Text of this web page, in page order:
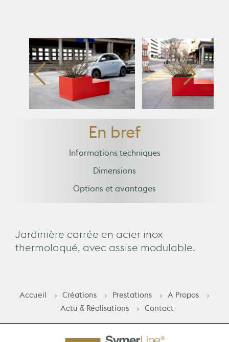
En bref
Informations techniques
Dimensions
Options et avantages
Jardinière carrée en acier inox
thermolaqué, avec assise modulable.
Accueil Créations Prestations
A Propos
Actu & Réalisations
Contact